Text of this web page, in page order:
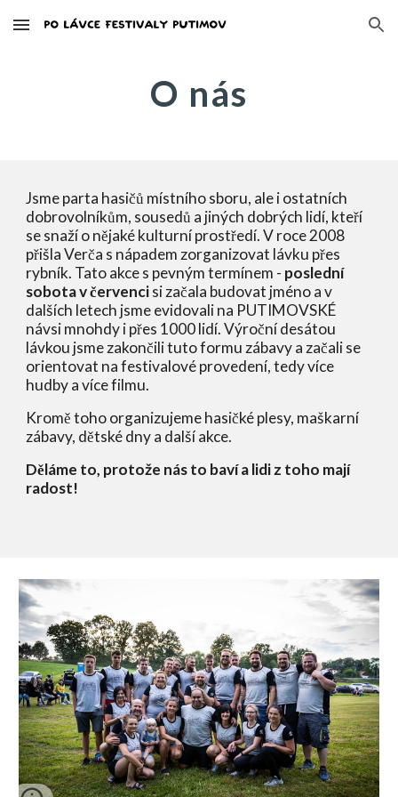
Skip to main content Skip to navigation
O nás
Jsme parta hasičů místního sboru, ale i ostatních
dobrovolníkům, sousedů a jiných dobrých lidí, kteří
se snaží o nějaké kulturní prostředí. V roce 2008
přišla Verča s nápadem zorganizovat lávku přes
rybník. Tato akce s pevným termínem - poslední
sobota v červenci si začala budovat jméno a v
dalších letech jsme evidovali na PUTIMOVSKÉ
návsi mnohdy i přes 1000 lidí. Výroční desátou
lávkou jsme zakončili tuto formu zábavy a začali se
orientovat na festivalové provedení
hudby a více filmu.
Kromě toho organizujeme hasičké plesy, maškarní
zábavy, dětské dny a další akce.
Děláme to, protože nás to baví a lidi z toho mají
radost!